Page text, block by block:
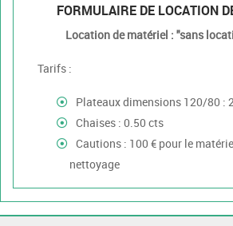
FORMULAIRE DE LOCATION
Location de matériel : "sans
Tarifs :
Plateaux dimensions 120/80 :
Chaises : 0.50 cts
Cautions : 100 € pour le
nettoyage